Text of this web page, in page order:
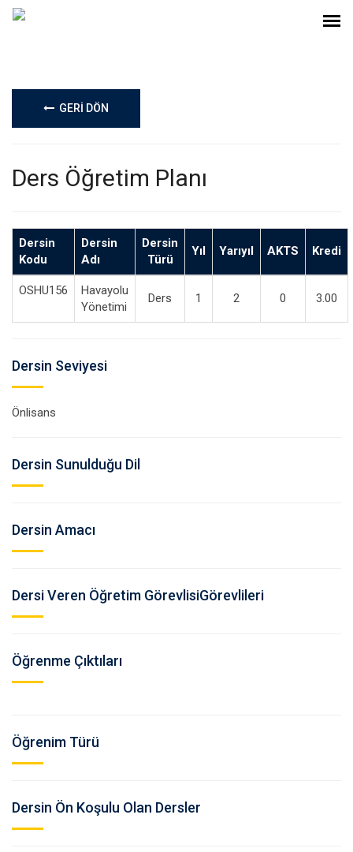
GERİ DÖN
Ders Öğretim Planı
Dersin
Kodu
Dersin
Adı
Dersin
Türü
Yıl Yarıyıl AKTS Kredi
OSHU156
Havayolu
Yönetimi
Ders 1 2 0 3.00
Dersin Seviyesi
Önlisans
Dersin Sunulduğu Dil
Dersin Amacı
Dersi Veren Öğretim GörevlisiGörevlileri
Öğrenme Çıktıları
Öğrenim Türü
Dersin Ön Koşulu Olan Dersler